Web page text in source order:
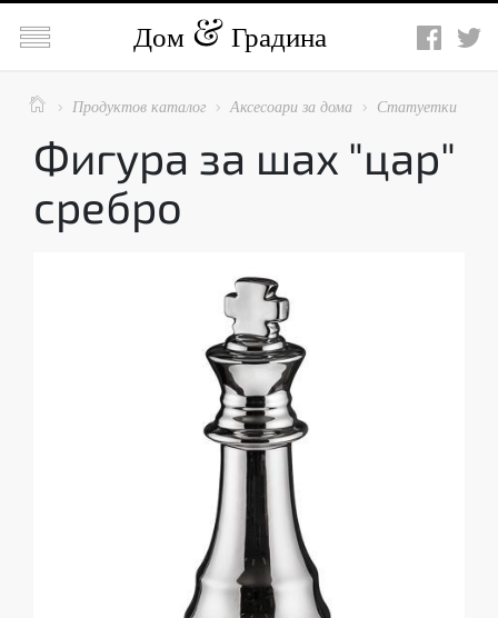
 Дом Градина
  Продуктов каталог  Аксесоари за дома  Статуетки
Фигура за шах "цар"
сребро